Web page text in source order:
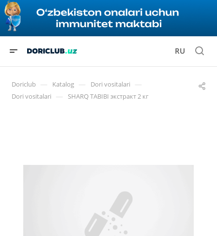
RU
Doriclub — Katalog — Dori vositalari —
Dori vositalari — SHARQ TABIBI экстракт 2 кг